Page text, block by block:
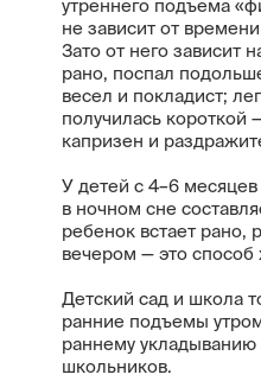
утреннего подъема
не зависит от
Зато от него зависит
рано, поспал
весел и покладист;
получилась короткой
капризен и
У детей с 4–6
в ночном сне
ребенок встает рано,
вечером — это способ
Детский сад и школа
ранние подъемы
раннему укладыванию
школьников.